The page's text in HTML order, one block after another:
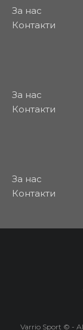
За нас
Контакти
За нас
Контакти
За нас
Контакти
Varrio Sport © -